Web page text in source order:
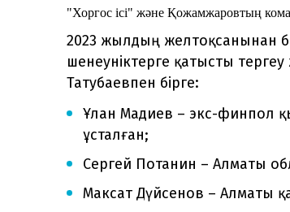
"Хоргос ісі" және Қожамжаровтың
2023 жылдың желтоқсанынан
шенеуніктерге қатысты
Татубаевпен бірге:
Ұлан Мадиев – экс-финпол
ұсталған;
Сергей Потанин – Алматы
Максат Дүйсенов – Алматы